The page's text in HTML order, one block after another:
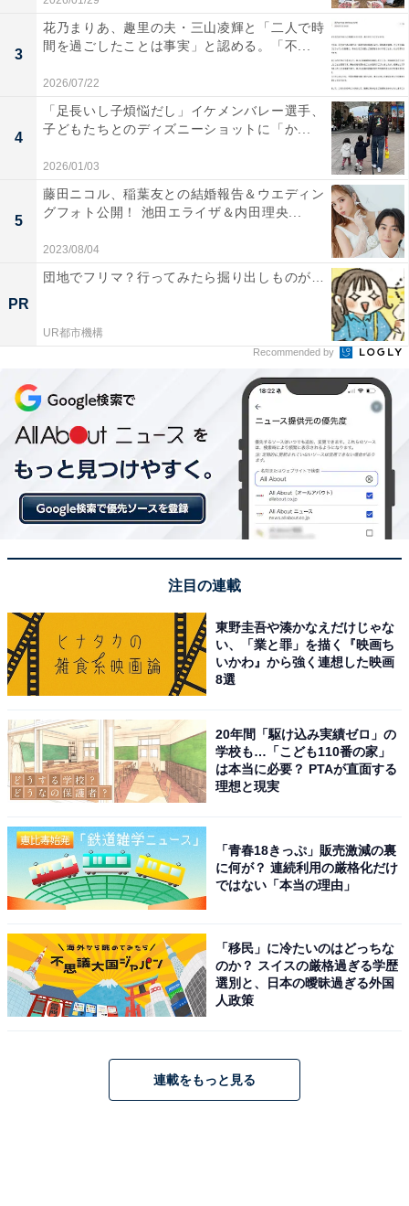
3
花乃まりあ、趣里の夫・三山凌輝と「二人で時
間を過ごしたことは事実」と認める。「不...
2026/07/22
4
「足長いし子煩悩だし」イケメンバレー選手、
子どもたちとのディズニーショットに「か...
2026/01/03
5
藤田ニコル、稲葉友との結婚報告＆ウエディン
グフォト公開！ 池田エライザ＆内田理央...
2023/08/04
PR
団地でフリマ？行ってみたら掘り出しものが…
UR都市機構
Recommended by
注目の連載
東野圭吾や湊かなえだけじゃな
い、「業と罪」を描く『映画ち
いかわ』から強く連想した映画
8選
20年間「駆け込み実績ゼロ」の
学校も…「こども110番の家」
は本当に必要？ PTAが直面する
理想と現実
「青春18きっぷ」販売激減の裏
に何が？ 連続利用の厳格化だけ
ではない「本当の理由」
「移民」に冷たいのはどっちな
のか？ スイスの厳格過ぎる学歴
選別と、日本の曖昧過ぎる外国
人政策
連載をもっと見る